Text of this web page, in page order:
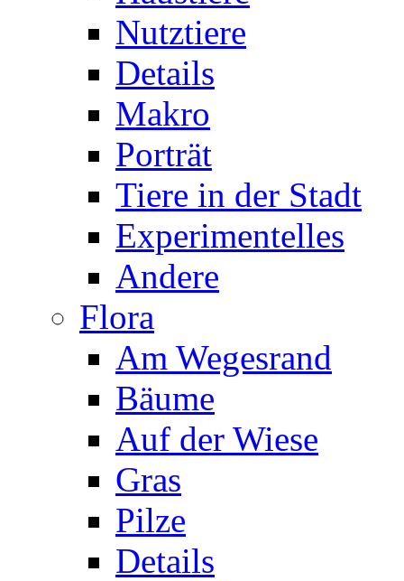
Nutztiere
Details
Makro
Porträt
Tiere in der Stadt
Experimentelles
Andere
Flora
Am Wegesrand
Bäume
Auf der Wiese
Gras
Pilze
Details